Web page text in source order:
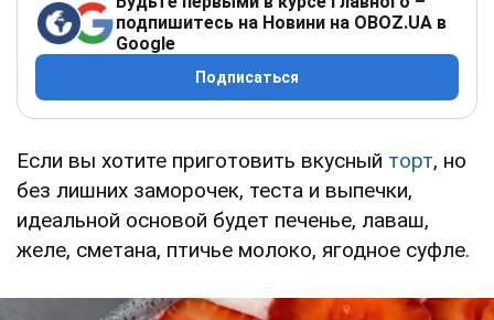
подпишитесь на Новини на OBOZ.UA в
Google
Подписаться
Если вы хотите приготовить вкусный торт, но
без лишних заморочек, теста и выпечки,
идеальной основой будет печенье, лаваш,
желе, сметана, птичье молоко, ягодное суфле.